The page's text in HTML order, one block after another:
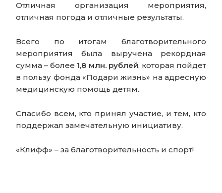
Отличная организация мероприятия,
отличная погода и отличные результаты.
Всего по итогам благотворительного
мероприятия была выручена рекордная
сумма – более 1,8 млн. рублей, которая пойдет
в пользу фонда «Подари жизнь» на адресную
медицинскую помощь детям.
Спасибо всем, кто принял участие, и тем, кто
поддержал замечательную инициативу.
«Клифф» – за благотворительность и спорт!